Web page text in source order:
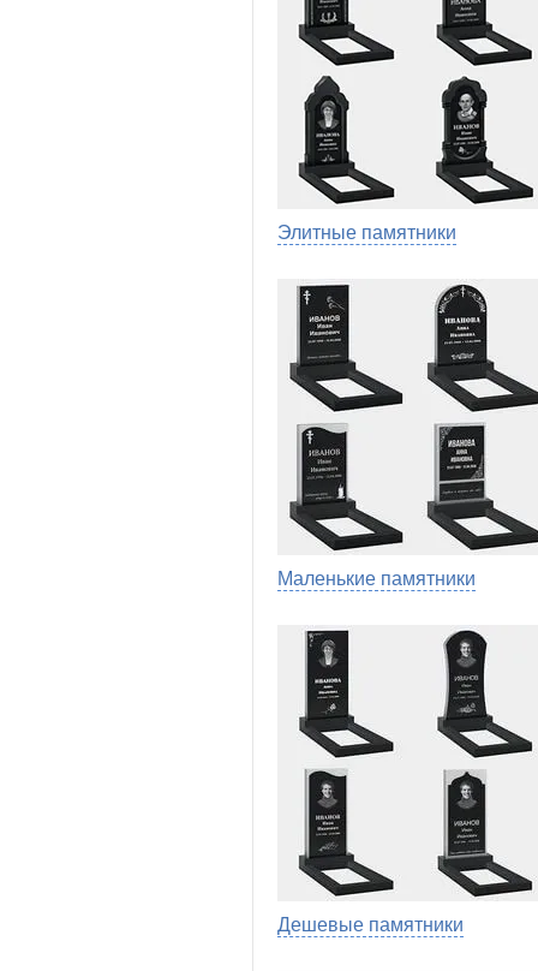
Элитные памятники
Маленькие памятники
Дешевые памятники